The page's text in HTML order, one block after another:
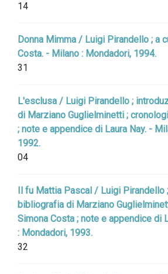
14
Donna Mimma / Luigi Pirandello ; a
Costa. - Milano : Mondadori, 1994.
31
L'esclusa / Luigi Pirandello ;
di Marziano Guglielminetti ;
; note e appendice di Laura Nay. -
1992.
04
Il fu Mattia Pascal / Luigi Pirandello
bibliografia di Marziano
Simona Costa ; note e appendice di
: Mondadori, 1993.
32